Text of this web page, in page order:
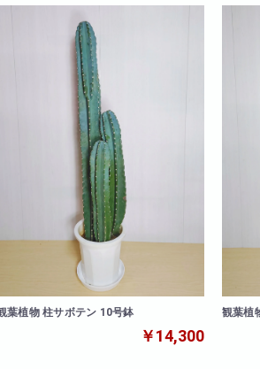
葉植物 柱サボテン 10号鉢
￥14,300
観葉植